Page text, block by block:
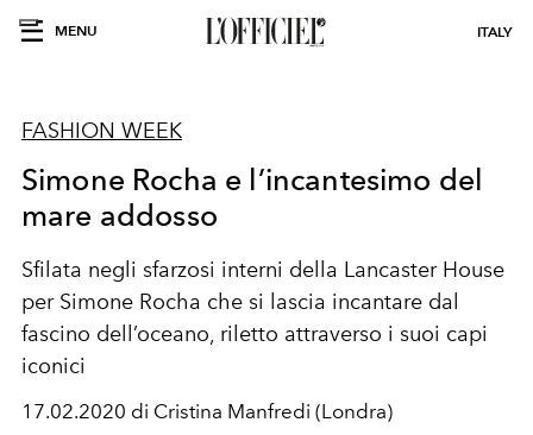
MENU ITALY
FASHION WEEK
Simone Rocha e l’incantesimo del
mare addosso
Sfilata negli sfarzosi interni della Lancaster House
per Simone Rocha che si lascia incantare dal
fascino dell’oceano, riletto attraverso i suoi capi
iconici
17.02.2020 di Cristina Manfredi (Londra)